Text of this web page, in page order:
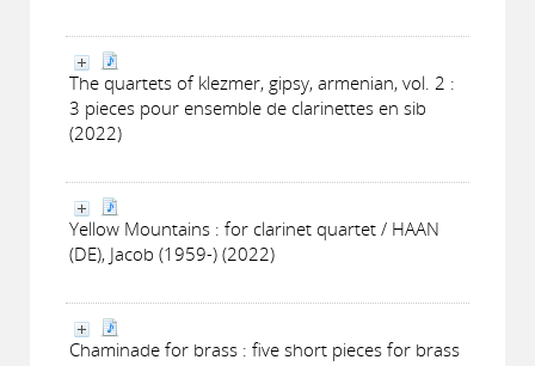
The quartets of klezmer, gipsy, armenian, vol. 2 :
3 pieces pour ensemble de clarinettes en sib
(2022)
Yellow Mountains : for clarinet quartet / HAAN
(DE), Jacob (1959-) (2022)
Chaminade for brass : five short pieces for brass